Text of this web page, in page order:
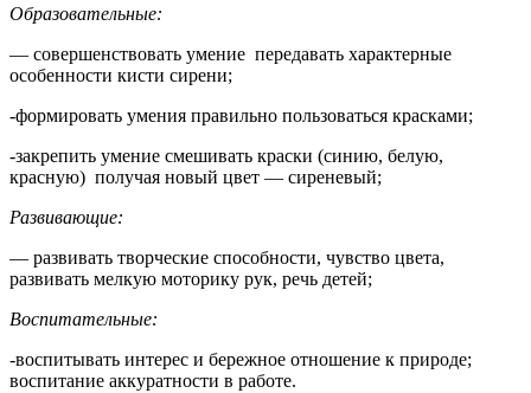
Образовательные:
— совершенствовать умение передавать характерные
особенности кисти сирени;
-формировать умения правильно пользоваться красками;
-закрепить умение смешивать краски (синию, белую,
красную) получая новый цвет — сиреневый;
Развивающие:
— развивать творческие способности, чувство цвета,
развивать мелкую моторику рук, речь детей;
Воспитательные:
-воспитывать интерес и бережное отношение к природе;
воспитание аккуратности в работе.